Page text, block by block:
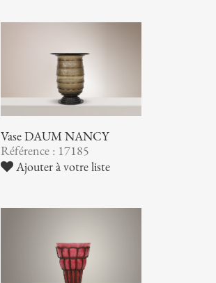
Vase DAUM NANCY
Référence : 17185
Ajouter à votre liste